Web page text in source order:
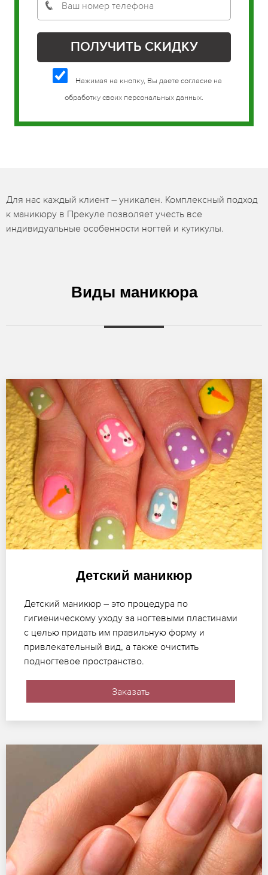
Нажимая на кнопку, Вы даете согласие на
обработку своих персональных данных.
Для нас каждый клиент – уникален. Комплексный подход
к маникюру в Прекуле позволяет учесть все
индивидуальные особенности ногтей и кутикулы.
Виды маникюра
Детский маникюр
Детский маникюр – это процедура по
гигиеническому уходу за ногтевыми пластинами
с целью придать им правильную форму и
привлекательный вид, а также очистить
подногтевое пространство.
Заказать